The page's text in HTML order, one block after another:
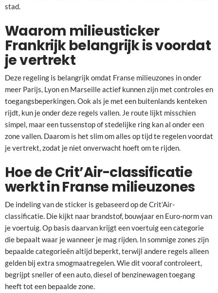
stad.
Waarom milieusticker
Frankrijk belangrijk is voordat
je vertrekt
Deze regeling is belangrijk omdat Franse milieuzones in onder
meer Parijs, Lyon en Marseille actief kunnen zijn met controles en
toegangsbeperkingen. Ook als je met een buitenlands kenteken
rijdt, kun je onder deze regels vallen. Je route lijkt misschien
simpel, maar een tussenstop of stedelijke ring kan al onder een
zone vallen. Daarom is het slim om alles op tijd te regelen voordat
je vertrekt, zodat je niet onverwacht hoeft om te rijden.
Hoe de Crit’Air-classificatie
werkt in Franse milieuzones
De indeling van de sticker is gebaseerd op de Crit’Air-
classificatie. Die kijkt naar brandstof, bouwjaar en Euro-norm van
je voertuig. Op basis daarvan krijgt een voertuig een categorie
die bepaalt waar je wanneer je mag rijden. In sommige zones zijn
bepaalde categorieën altijd beperkt, terwijl andere regels alleen
gelden bij extra smogmaatregelen. Wie dit vooraf controleert,
begrijpt sneller of een auto, diesel of benzinewagen toegang
heeft tot een bepaalde zone.